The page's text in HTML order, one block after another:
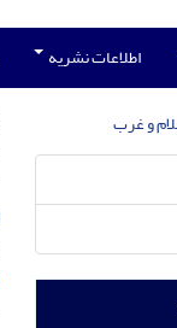
اطلاعات نشریه